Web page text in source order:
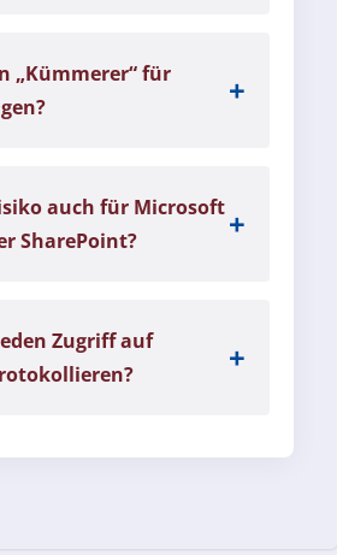
„Kümmerer“ für
auch für Microsoft
SharePoint?
Zugriff auf